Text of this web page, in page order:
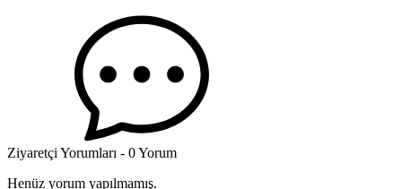
Ziyaretçi Yorumları - 0 Yorum
Henüz yorum yapılmamış.